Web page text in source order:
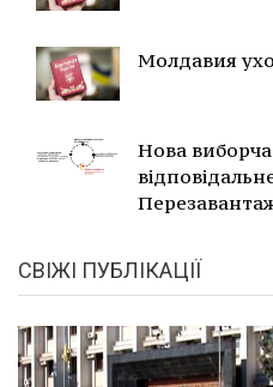
Молдавия
Нова
СВІЖІ ПУБЛІКАЦІЇ